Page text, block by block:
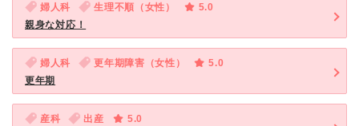
婦人科 生理不順（女性）
5.0
親身な対応！
婦人科 更年期障害（女性）
5.0
更年期
産科 出産
5.0